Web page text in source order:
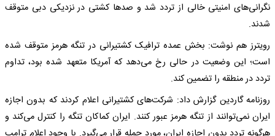
نگرانی‌های امنیتی خالی از تردد شد و صدها کشتی در نزدیکی دبی متوقف
شدند.
رویترز هم نوشت: بخش عمده ترافیک کشتیرانی در تنگه هرمز متوقف شده
است؛ این وضعیت در حالی رخ می‌دهد که آمریکا متعهد شده بود، تداوم
تردد در منطقه را تضمین کند.
روزنامه گاردین گزارش داد: شرکت‌های کشتیرانی اعلام کردند که بدون اجازه
ایران نمی‌توانند از تنگه هرمز عبور کنند. ایران کماکان تنگه را کنترل می‌کند و